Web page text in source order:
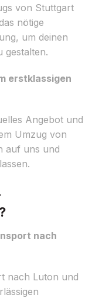
von Stuttgart
nötige
um deinen
gestalten.
erstklassigen
Angebot und
Umzug von
auf uns und
nach
nach Luton und